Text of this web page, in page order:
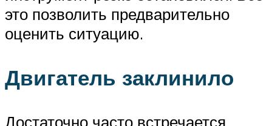
это позволить предварительно
оценить ситуацию.
Двигатель заклинило
Достаточно часто встречается